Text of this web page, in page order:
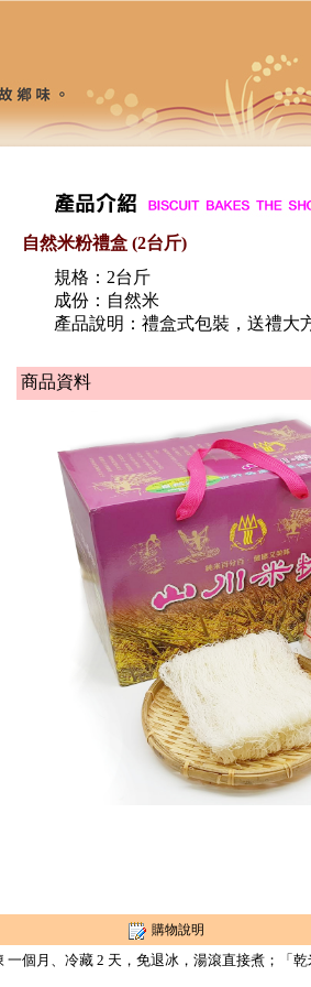
自然米粉禮盒 (2台斤)
規格：2台斤
成份：自然米
產品說明：禮盒式包裝，送禮大
商品資料
購物說明
一個月、冷藏 2 天，免退冰，湯滾直接煮；「